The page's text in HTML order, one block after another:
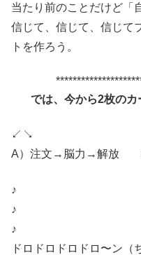
当たり前のことだけど「
信じて、信じて、信じて
トを作ろう。
では、今から2枚のカ
↙↘
A）注文→脳力→解放
♪
♪
♪
ドロドロドロドロ〜ン（